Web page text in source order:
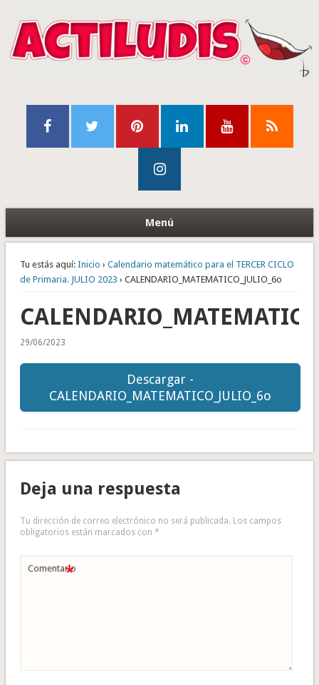
Menú
Tu estás aquí: Inicio › Calendario matemático para el TERCER CICLO
de Primaria. JULIO 2023 › CALENDARIO_MATEMATICO_JULIO_6o
29/06/2023
Descargar -
CALENDARIO_MATEMATICO_JULIO_6o
Deja una respuesta
Tu dirección de correo electrónico no será publicada. Los campos
obligatorios están marcados con *
Comentario
*